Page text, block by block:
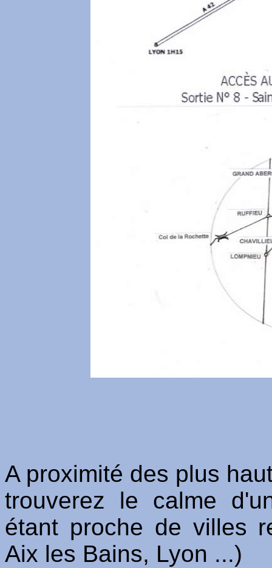
A proximité des plus
trouverez le calme
étant proche de villes
Aix les Bains, Lyon ...)